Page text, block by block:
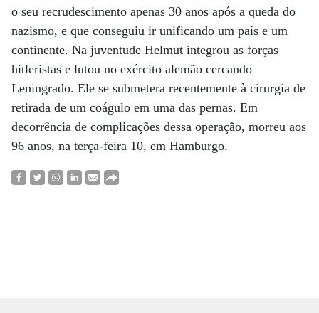
o seu recrudescimento apenas 30 anos após a queda do
nazismo, e que conseguiu ir unificando um país e um
continente. Na juventude Helmut integrou as forças
hitleristas e lutou no exército alemão cercando
Leningrado. Ele se submetera recentemente à cirurgia de
retirada de um coágulo em uma das pernas. Em
decorrência de complicações dessa operação, morreu aos
96 anos, na terça-feira 10, em Hamburgo.